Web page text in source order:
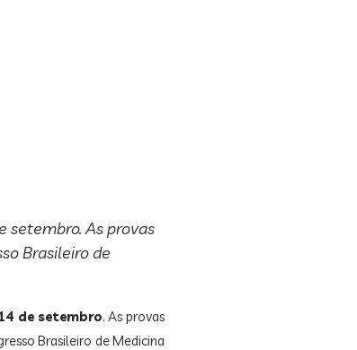
setembro. As provas
Brasileiro de
de setembro. As provas
Brasileiro de Medicina